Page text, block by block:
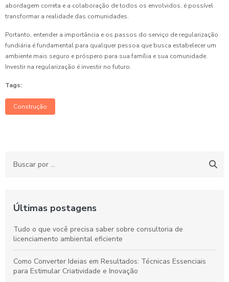
abordagem correta e a colaboração de todos os envolvidos, é possível
transformar a realidade das comunidades.
Portanto, entender a importância e os passos do serviço de regularização
fundiária é fundamental para qualquer pessoa que busca estabelecer um
ambiente mais seguro e próspero para sua família e sua comunidade.
Investir na regularização é investir no futuro.
Tags:
Construção
Últimas postagens
Tudo o que você precisa saber sobre consultoria de
licenciamento ambiental eficiente
Como Converter Ideias em Resultados: Técnicas Essenciais
para Estimular Criatividade e Inovação